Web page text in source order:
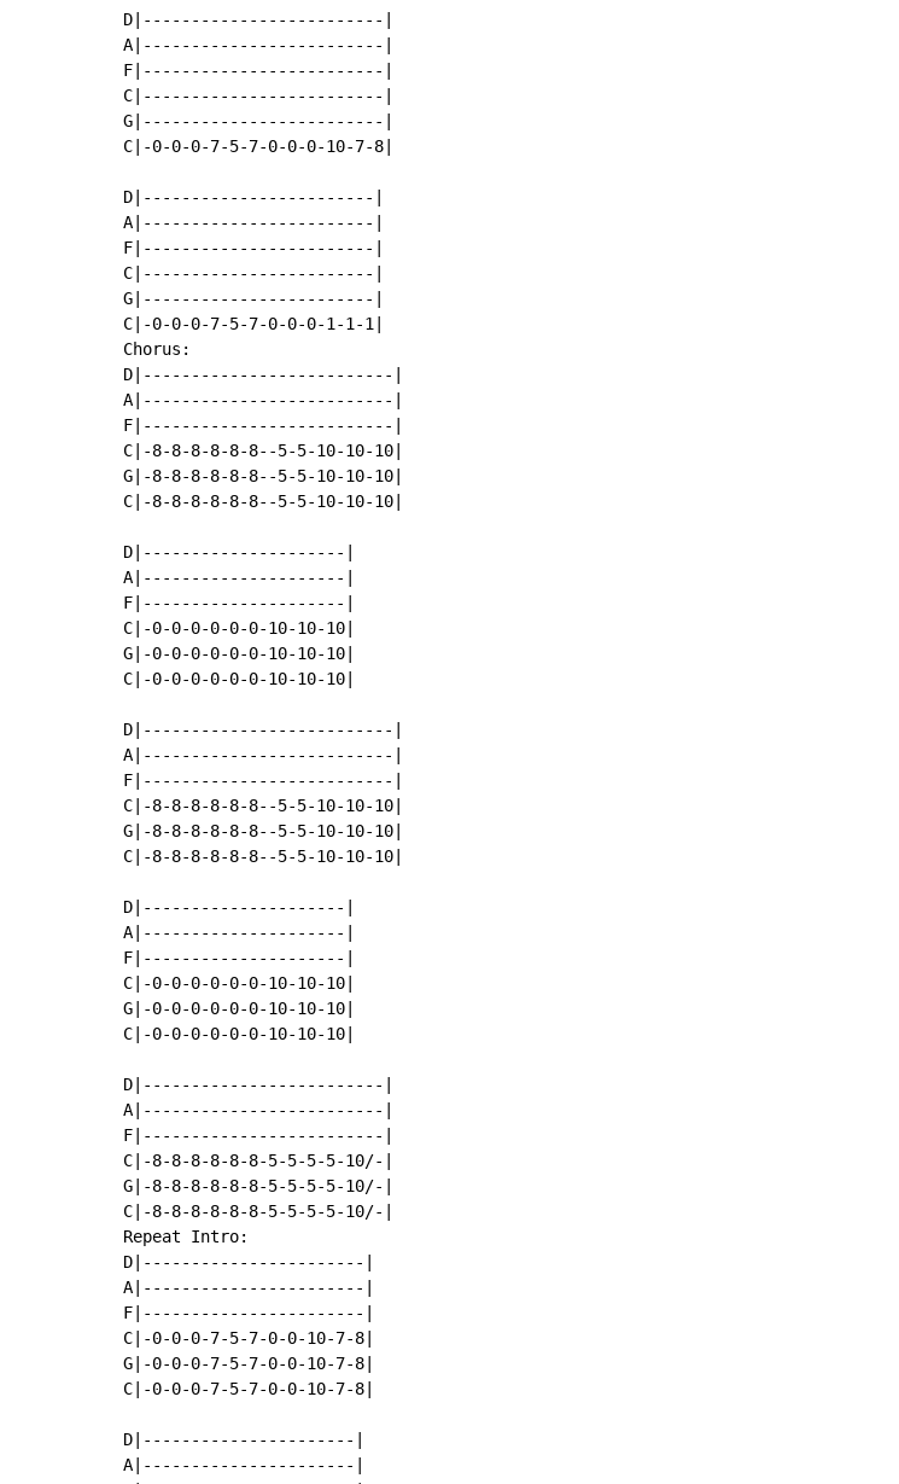
D|-------------------------|
A|-------------------------|
F|-------------------------|
C|-------------------------|
G|-------------------------|
C|-0-0-0-7-5-7-0-0-0-10-7-8|
D|------------------------|
A|------------------------|
F|------------------------|
C|------------------------|
G|------------------------|
C|-0-0-0-7-5-7-0-0-0-1-1-1|
Chorus:
D|--------------------------|
A|--------------------------|
F|--------------------------|
C|-8-8-8-8-8-8--5-5-10-10-10|
G|-8-8-8-8-8-8--5-5-10-10-10|
C|-8-8-8-8-8-8--5-5-10-10-10|
D|---------------------|
A|---------------------|
F|---------------------|
C|-0-0-0-0-0-0-10-10-10|
G|-0-0-0-0-0-0-10-10-10|
C|-0-0-0-0-0-0-10-10-10|
D|--------------------------|
A|--------------------------|
F|--------------------------|
C|-8-8-8-8-8-8--5-5-10-10-10|
G|-8-8-8-8-8-8--5-5-10-10-10|
C|-8-8-8-8-8-8--5-5-10-10-10|
D|---------------------|
A|---------------------|
F|---------------------|
C|-0-0-0-0-0-0-10-10-10|
G|-0-0-0-0-0-0-10-10-10|
C|-0-0-0-0-0-0-10-10-10|
D|-------------------------|
A|-------------------------|
F|-------------------------|
C|-8-8-8-8-8-8-5-5-5-5-10/-|
G|-8-8-8-8-8-8-5-5-5-5-10/-|
C|-8-8-8-8-8-8-5-5-5-5-10/-|
Repeat Intro:
D|-----------------------|
A|-----------------------|
F|-----------------------|
C|-0-0-0-7-5-7-0-0-10-7-8|
G|-0-0-0-7-5-7-0-0-10-7-8|
C|-0-0-0-7-5-7-0-0-10-7-8|
D|----------------------|
A|----------------------|